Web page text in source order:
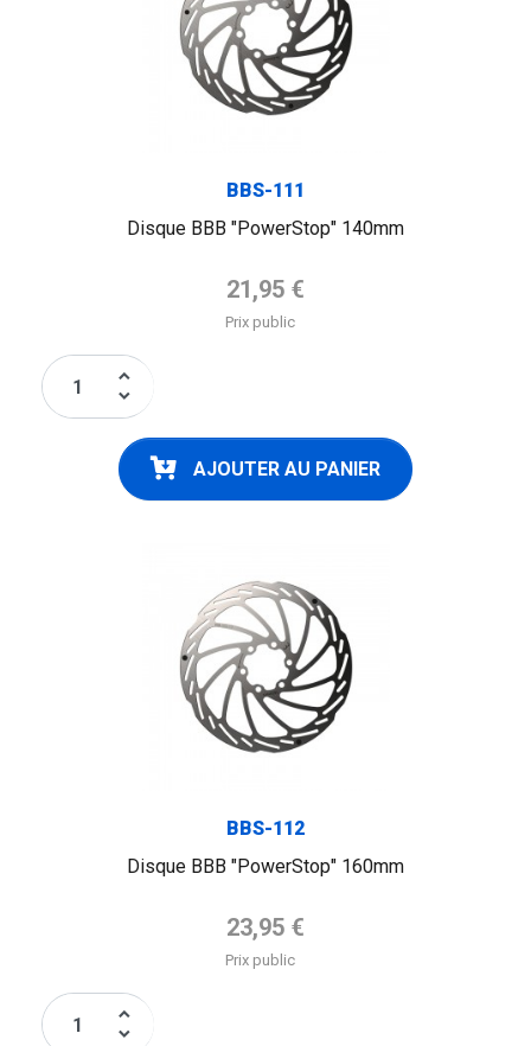
BBS-111
Disque BBB "PowerStop" 140mm
Prix de base
21,95 €
Prix public
keyboard_arrow_up
keyboard_arrow_down
AJOUTER AU PANIER
BBS-112
Disque BBB "PowerStop" 160mm
Prix de base
23,95 €
Prix public
keyboard_arrow_up
keyboard_arrow_down